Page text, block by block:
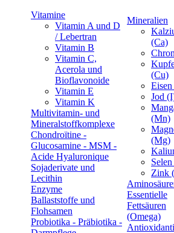
Vitamine
Vitamin A und D
/ Lebertran
Vitamin B
Vitamin C,
Acerola und
Bioflavonoide
Vitamin E
Vitamin K
Multivitamin- und
Mineralstoffkomplexe
Chondroïtine -
Glucosamine - MSM -
Acide Hyaluronique
Sojaderivate und
Lecithin
Enzyme
Ballaststoffe und
Flohsamen
Probiotika - Präbiotika -
Mineralien
(Ca)
(Cu)
Jod
(Mn)
(Mg)
Zink
Essentielle
Fettsäuren
(Omega)